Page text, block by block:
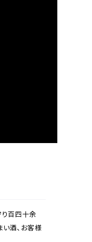
り百四十余
酒、お客様